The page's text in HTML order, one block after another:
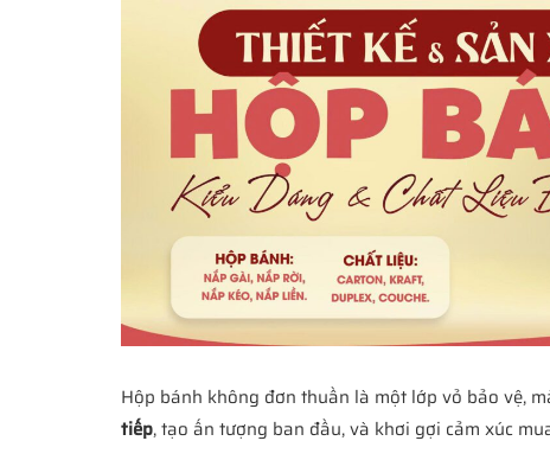
Hộp bánh không đơn thuần là một lớp vỏ bảo vệ,
tiếp, tạo ấn tượng ban đầu, và khơi gợi cảm xúc